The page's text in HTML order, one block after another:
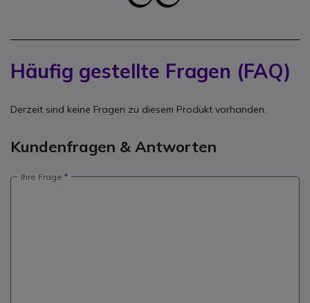
Häufig gestellte Fragen (FAQ)
Derzeit sind keine Fragen zu diesem Produkt vorhanden.
Kundenfragen & Antworten
Ihre Frage